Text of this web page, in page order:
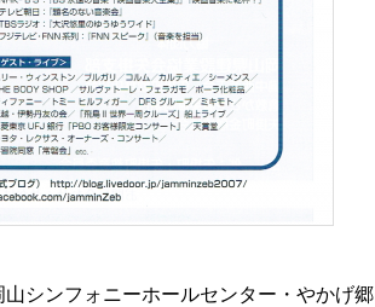
シンフォニーホールセンター・やかげ郷